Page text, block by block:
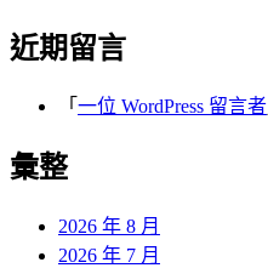
近期留言
「 一位 WordPress 留言者
彙整
2026 年 8 月
2026 年 7 月